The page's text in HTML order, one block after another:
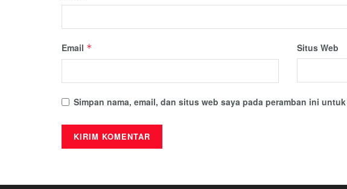
Email * Situs Web
Simpan nama, email, dan situs web saya pada peramban ini